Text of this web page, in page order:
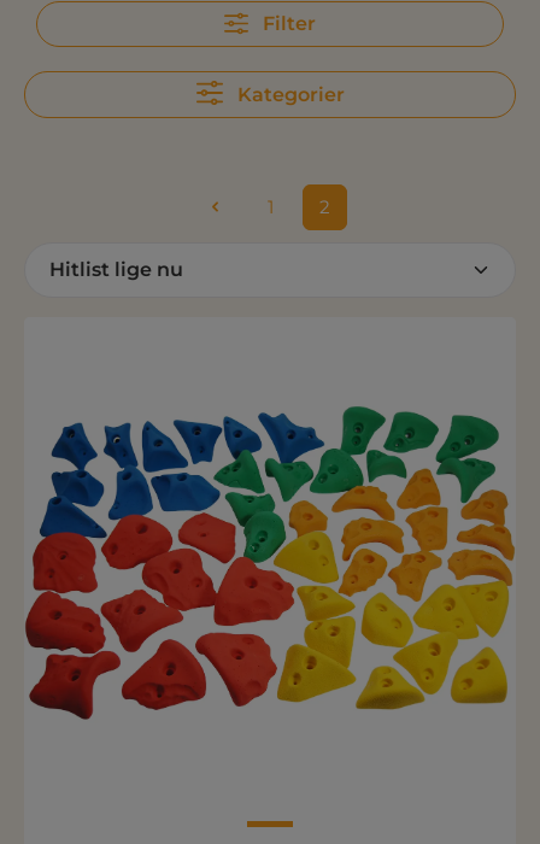
Filter
Kategorier
Side
1 Side
2